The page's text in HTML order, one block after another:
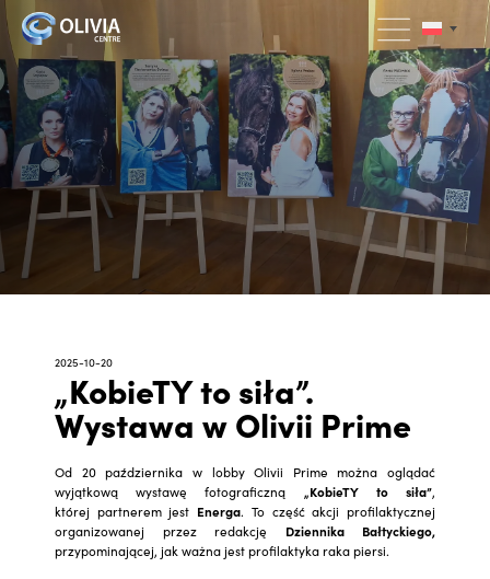
2025-10-20
„KobieTY to siła”.
Wystawa w Olivii Prime
Od 20 października w lobby Olivii Prime można oglądać
wyjątkową wystawę fotograficzną „KobieTY to siła”,
której partnerem jest Energa. To część akcji profilaktycznej
organizowanej przez redakcję Dziennika Bałtyckiego,
przypominającej, jak ważna jest profilaktyka raka piersi.